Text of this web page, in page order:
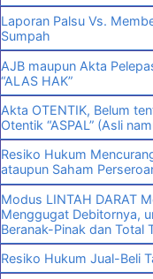
Laporan Palsu Vs.
Sumpah
AJB maupun Akta
“ALAS HAK”
Akta OTENTIK, Belum
Otentik “ASPAL” (Asli
Resiko Hukum
ataupun Saham
Modus LINTAH DARAT
Menggugat Debitornya,
Beranak-Pinak dan Total
Resiko Hukum Jual-Beli